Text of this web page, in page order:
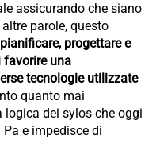
assicurando che siano
parole, questo
pianificare, progettare e
favorire una
tecnologie utilizzate
quanto mai
logica dei sylos che oggi
e impedisce di